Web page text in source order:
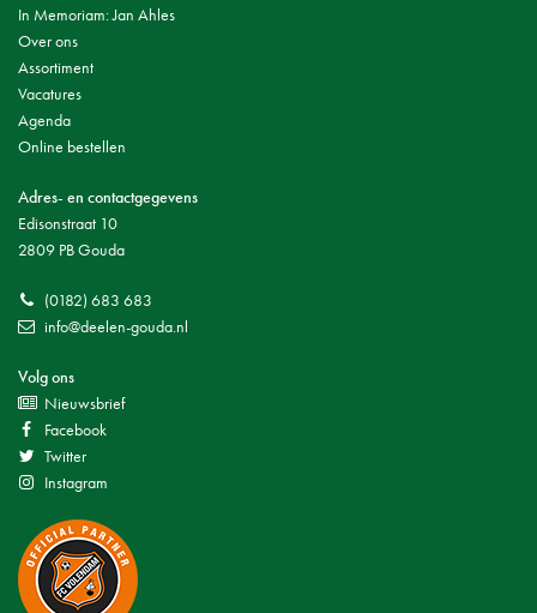
In Memoriam: Jan Ahles
Over ons
Assortiment
Vacatures
Agenda
Online bestellen
Adres- en contactgegevens
Edisonstraat 10
2809 PB Gouda
(0182) 683 683
info@deelen-gouda.nl
Volg ons
Nieuwsbrief
Facebook
Twitter
Instagram